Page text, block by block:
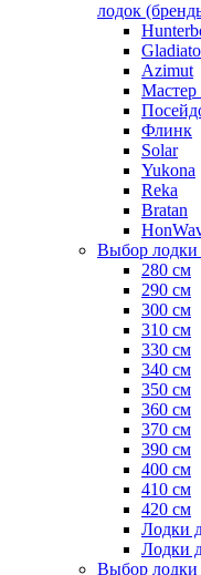
лодок
Azimut
Флинк
Solar
Yukona
Reka
Bratan
Выбор лодки
280 см
290 см
300 см
310 см
330 см
340 см
350 см
360 см
370 см
390 см
400 см
410 см
420 см
Лодки
Лодки
Выбор лодки